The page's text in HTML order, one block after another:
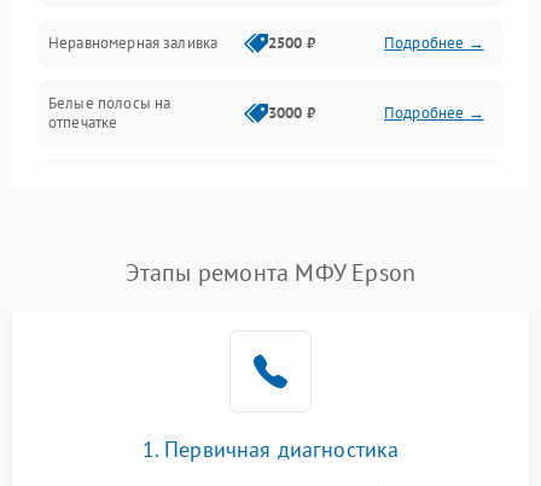
Дисплей и органы управления
Изображение
Неравномерная заливка 2500 ₽ Подробнее →
Белые полосы на
отпечатке
3000 ₽ Подробнее →
Этапы ремонта МФУ Epson
1. Первичная диагностика